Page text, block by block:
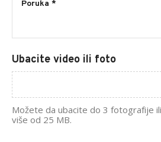
Ubacite video ili foto
Možete da ubacite do 3 fotografije
više od 25 MB.